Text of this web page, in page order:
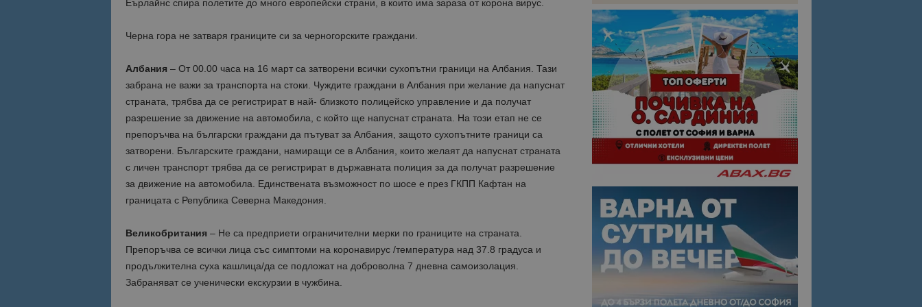
Еърлайнс спира полетите до много европейски страни, в които има зараза от корона вирус.
Черна гора не затваря границите си за черногорските граждани.
Албания – От 00.00 часа на 16 март са затворени всички сухопътни граници на Албания. Тази
забрана не важи за транспорта на стоки. Чуждите граждани в Албания при желание да напуснат
страната, трябва да се регистрират в най- близкото полицейско управление и да получат
разрешение за движение на автомобила, с който ще напуснат страната. На този етап не се
препоръчва на български граждани да пътуват за Албания, защото сухопътните граници са
затворени. Българските граждани, намиращи се в Албания, които желаят да напуснат страната
с личен транспорт трябва да се регистрират в държавната полиция за да получат разрешение
за движение на автомобила. Единствената възможност по шосе е през ГКПП Кафтан на
границата с Република Северна Македония.
Великобритания – Не са предприети ограничителни мерки по границите на страната.
Препоръчва се всички лица със симптоми на коронавирус /температура над 37.8 градуса и
продължителна суха кашлица/да се подложат на доброволна 7 дневна самоизолация.
Забраняват се ученически екскурзии в чужбина.